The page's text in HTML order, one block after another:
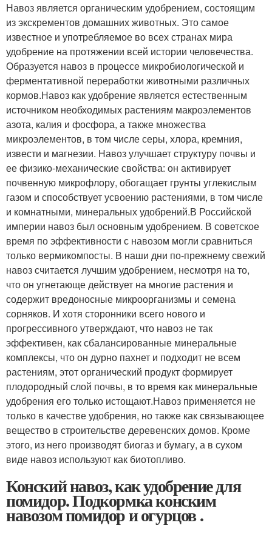
Навоз является органическим удобрением, состоящим
из экскрементов домашних животных. Это самое
известное и употребляемое во всех странах мира
удобрение на протяжении всей истории человечества.
Образуется навоз в процессе микробиологической и
ферментативной переработки животными различных
кормов.Навоз как удобрение является естественным
источником необходимых растениям макроэлементов
азота, калия и фосфора, а также множества
микроэлементов, в том числе серы, хлора, кремния,
извести и магнезии. Навоз улучшает структуру почвы и
ее физико-механические свойства: он активирует
почвенную микрофлору, обогащает грунты углекислым
газом и способствует усвоению растениями, в том числе
и комнатными, минеральных удобрений.В Российской
империи навоз был основным удобрением. В советское
время по эффективности с навозом могли сравниться
только вермикомпосты. В наши дни по-прежнему свежий
навоз считается лучшим удобрением, несмотря на то,
что он угнетающе действует на многие растения и
содержит вредоносные микроорганизмы и семена
сорняков. И хотя сторонники всего нового и
прогрессивного утверждают, что навоз не так
эффективен, как сбалансированные минеральные
комплексы, что он дурно пахнет и подходит не всем
растениям, этот органический продукт формирует
плодородный слой почвы, в то время как минеральные
удобрения его только истощают.Навоз применяется не
только в качестве удобрения, но также как связывающее
вещество в строительстве деревенских домов. Кроме
этого, из него производят биогаз и бумагу, а в сухом
виде навоз используют как биотопливо.
Конский навоз, как удобрение для
помидор. Подкормка конским
навозом помидор и огурцов .